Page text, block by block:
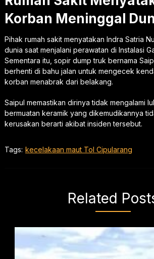
Korban Meninggal
Pihak rumah sakit menyatakan Indra Satria
dunia saat menjalani perawatan di Instalasi
Sementara itu, sopir dump truk bernama
berhenti di bahu jalan untuk mengecek
korban menabrak dari belakang.
Saipul memastikan dirinya tidak mengalami
bermuatan keramik yang dikemudikannya
kerusakan berarti akibat insiden tersebut.
Tags: kecelakaan maut Tol Cipularang
Related